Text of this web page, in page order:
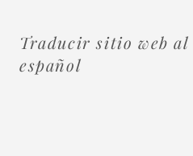
Traducir sitio web al
español